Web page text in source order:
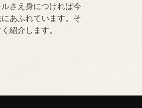
ルさえ身につければ今
あふれています。そ
紹介します。